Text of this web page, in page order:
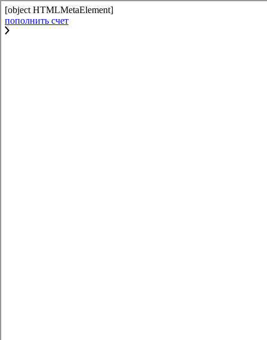
[object HTMLMetaElement]
пополнить счет